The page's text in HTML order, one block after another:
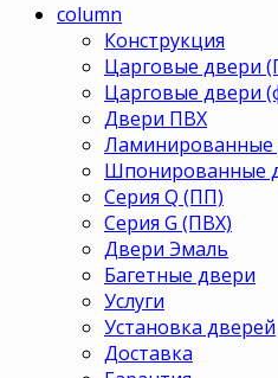
column
Конструкция
Царговые двери
Царговые двери
Двери ПВХ
Ламинированные
Шпонированные
Серия Q (ПП)
Серия G (ПВХ)
Двери Эмаль
Багетные двери
Услуги
Установка дверей
Доставка